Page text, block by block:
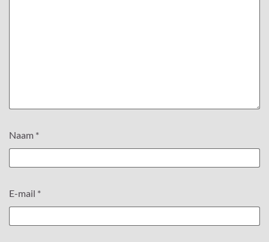
Naam *
E-mail *